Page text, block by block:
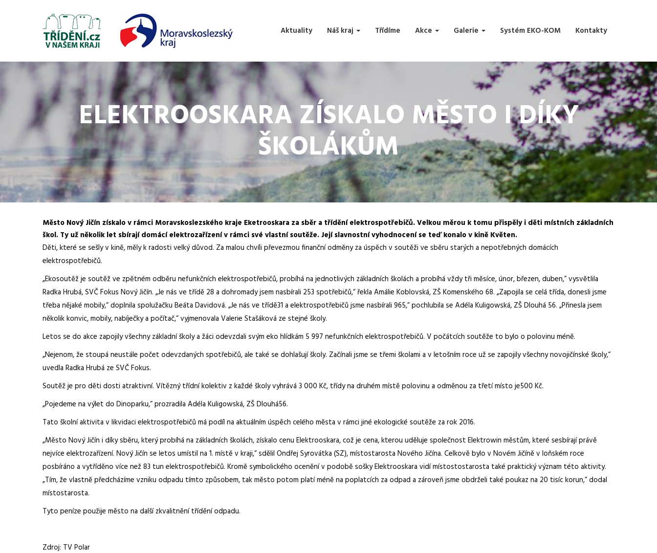
Aktuality Náš kraj Třídíme Akce Galerie Systém EKO-KOM Kontakty
ELEKTROOSKARA ZÍSKALO MĚSTO I DÍKY
ŠKOLÁKŮM
Město Nový Jičín získalo v rámci Moravskoslezského kraje Eketrooskara za sběr a třídění elektrospotřebičů. Velkou měrou k tomu přispěly i děti místních základních
škol. Ty už několik let sbírají domácí elektrozařízení v rámci své vlastní soutěže. Její slavnostní vyhodnocení se teď konalo v kině Květen.
Děti, které se sešly v kině, měly k radosti velký důvod. Za malou chvíli převezmou finanční odměny za úspěch v soutěži ve sběru starých a nepotřebných domácích
elektrospotřebičů.
„Ekosoutěž je soutěž ve zpětném odběru nefunkčních elektrospotřebičů, probíhá na jednotlivých základních školách a probíhá vždy tři měsíce, únor, březen, duben,“ vysvětlila
Radka Hrubá, SVČ Fokus Nový Jičín. „Je nás ve třídě 28 a dohromady jsem nasbírali 253 spotřebičů,“ řekla Amálie Koblovská, ZŠ Komenského 68. „Zapojila se celá třída, donesli jsme
třeba nějaké mobily,“ doplnila spolužačku Beáta Davidová. „Je nás ve třídě31 a elektrospotřebičů jsme nasbírali 965,“ pochlubila se Adéla Kuligowská, ZŠ Dlouhá 56. „Přinesla jsem
několik konvic, mobily, nabíječky a počítač,“ vyjmenovala Valerie Stašáková ze stejné školy.
Letos se do akce zapojily všechny základní školy a žáci odevzdali svým eko hlídkám 5 997 nefunkčních elektrospotřebičů. V počátcích soutěže to bylo o polovinu méně.
„Nejenom, že stoupá neustále počet odevzdaných spotřebičů, ale také se dohlašují školy. Začínali jsme se třemi školami a v letošním roce už se zapojily všechny novojičínské školy,“
uvedla Radka Hrubá ze SVČ Fokus.
Soutěž je pro děti dosti atraktivní. Vítězný třídní kolektiv z každé školy vyhrává 3 000 Kč, třídy na druhém místě polovinu a odměnou za třetí místo je500 Kč.
„Pojedeme na výlet do Dinoparku,“ prozradila Adéla Kuligowská, ZŠ Dlouhá56.
Tato školní aktivita v likvidaci elektrospotřebičů má podíl na aktuálním úspěch celého města v rámci jiné ekologické soutěže za rok 2016.
„Město Nový Jičín i díky sběru, který probíhá na základních školách, získalo cenu Elektrooskara, což je cena, kterou uděluje společnost Elektrowin městům, které sesbírají právě
nejvíce elektrozařízení. Nový Jičín se letos umístil na 1. místě v kraji,“ sdělil Ondřej Syrovátka (SZ), místostarosta Nového Jičína. Celkově bylo v Novém Jičíně v loňském roce
posbíráno a vytříděno více než 83 tun elektrospotřebičů. Kromě symbolického ocenění v podobě sošky Elektrooskara vidí místostostarosta také praktický význam této aktivity.
„Tím, že vlastně předcházíme vzniku odpadu tímto způsobem, tak město potom platí méně na poplatcích za odpad a zároveň jsme obdrželi také poukaz na 20 tisíc korun,“ dodal
místostarosta.
Tyto peníze použije město na další zkvalitnění třídění odpadu.
Zdroj: TV Polar